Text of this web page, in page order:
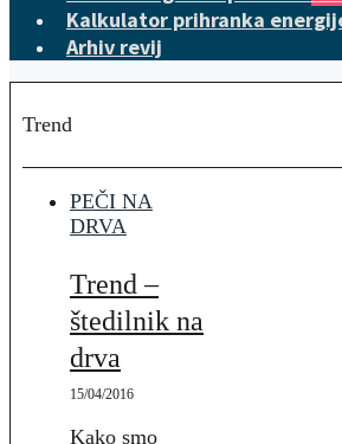
Kalkulator prihranka
Arhiv revij
Trend
PEČI NA
DRVA
Trend –
štedilnik na
drva
15/04/2016
Kako smo